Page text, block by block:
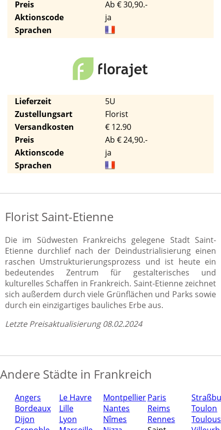
Preis
Ab € 30,90.-
Aktionscode
ja
Sprachen
Lieferzeit
5U
Zustellungsart
Florist
Versandkosten
€ 12.90
Preis
Ab € 24,90.-
Aktionscode
ja
Sprachen
Florist Saint-Etienne
Die im Südwesten Frankreichs gelegene Stadt Saint-
Etienne durchlief nach der Deindustrialisierung einen
raschen Umstrukturierungsprozess und ist heute ein
bedeutendes Zentrum für gestalterisches und
kulturelles Schaffen in Frankreich. Saint-Etienne zeichnet
sich außerdem durch viele Grünflächen und Parks sowie
durch ein einzigartiges bauliches Erbe aus.
Letzte Preisaktualisierung 08.02.2024
Andere Städte in Frankreich
Angers
Bordeaux
Dijon
Le Havre
Lille
Lyon
Montpellier
Nantes
Nîmes
Paris
Reims
Rennes
Toulon